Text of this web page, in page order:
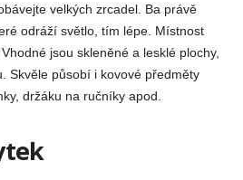
velkých zrcadel. Ba právě
odráží světlo, tím lépe. Místnost
jsou skleněné a lesklé plochy,
Skvěle působí i kovové předměty
držáku na ručníky apod.